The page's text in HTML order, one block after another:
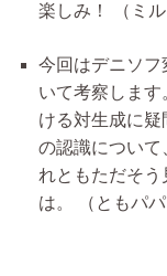
楽しみ！
（ミ
今回はデニソフ
いて考察しま
ける対生成に
の認識について
れともただそ
は。
（ともパパ